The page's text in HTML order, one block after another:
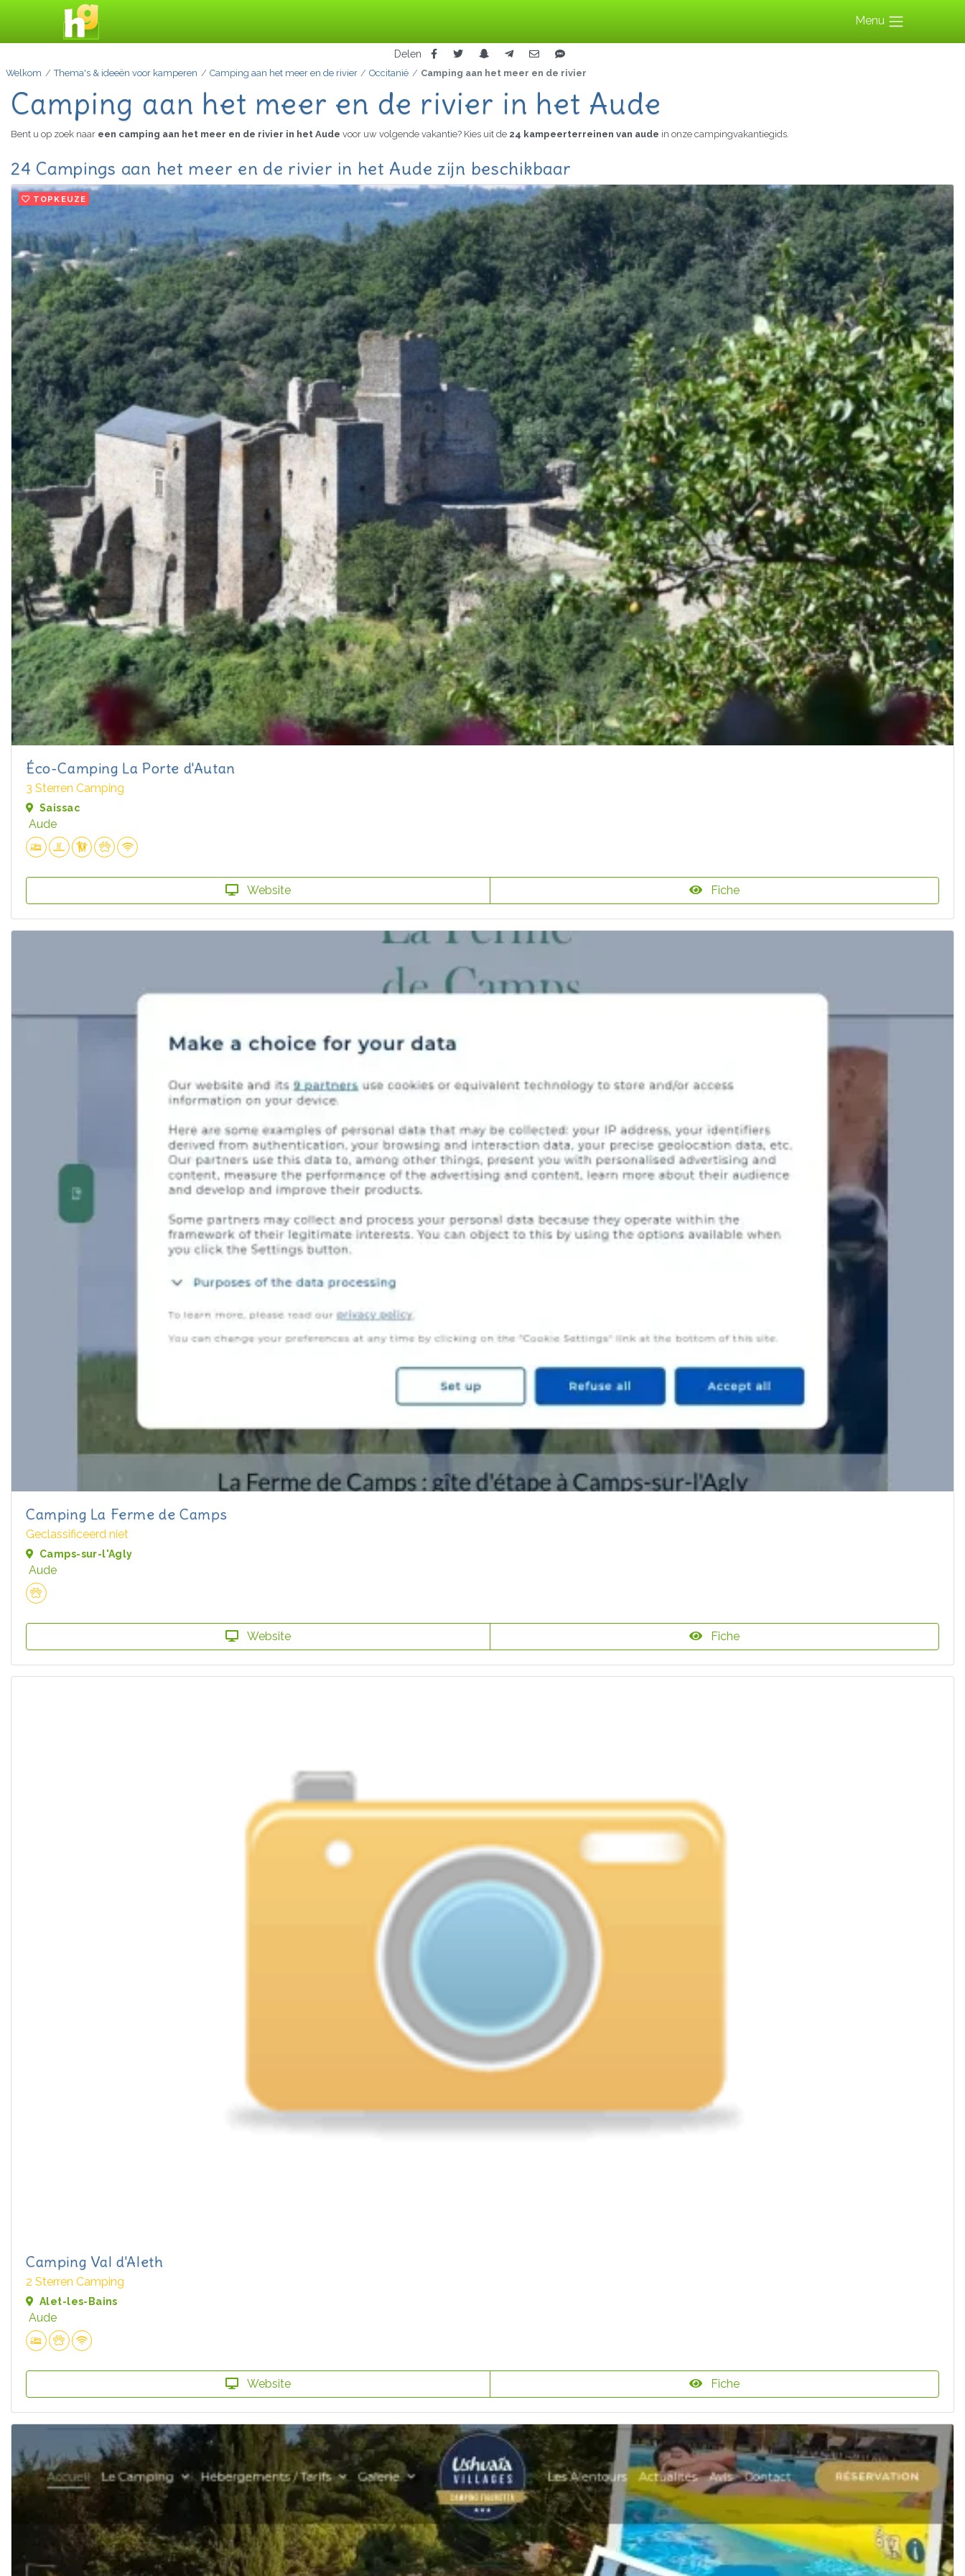
Menu
Delen
Welkom Thema's & ideeën voor kamperen Camping aan het meer en de rivier Occitanië Camping aan het meer en de rivier
Camping aan het meer en de rivier in het Aude
Bent u op zoek naar een camping aan het meer en de rivier in het Aude voor uw volgende vakantie? Kies uit de 24 kampeerterreinen van aude in onze campingvakantiegids.
24 Campings aan het meer en de rivier in het Aude zijn beschikbaar
TOPKEUZE
Éco-Camping La Porte d'Autan
3 Sterren Camping
Saissac
Aude
Website Fiche
Camping La Ferme de Camps
Geclassificeerd niet
Camps-sur-l'Agly
Aude
Website Fiche
Camping Val d'Aleth
2 Sterren Camping
Alet-les-Bains
Aude
Website Fiche